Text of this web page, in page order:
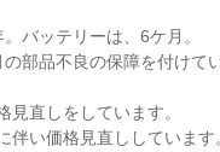
バッテリーは、6ケ月。
部品不良の保障を付けて
見直しをしています。
伴い価格見直ししています